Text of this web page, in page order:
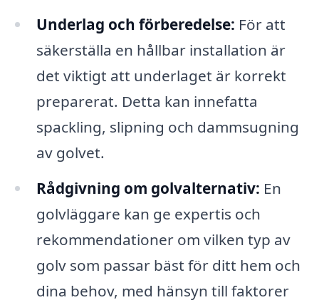
Underlag och förberedelse: För att
säkerställa en hållbar installation är
det viktigt att underlaget är korrekt
preparerat. Detta kan innefatta
spackling, slipning och dammsugning
av golvet.
Rådgivning om golvalternativ: En
golvläggare kan ge expertis och
rekommendationer om vilken typ av
golv som passar bäst för ditt hem och
dina behov, med hänsyn till faktorer